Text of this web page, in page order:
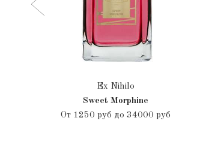
Ex Nihilo
Sweet Morphine
От 1250 руб до 34000 руб